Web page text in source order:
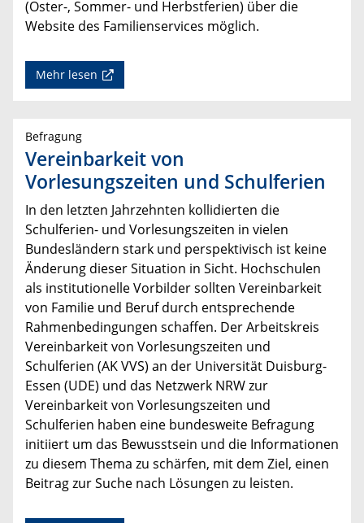
(Oster-, Sommer- und Herbstferien) über die
Website des Familienservices möglich.
Mehr lesen
Befragung
Vereinbarkeit von
Vorlesungszeiten und Schulferien
In den letzten Jahrzehnten kollidierten die
Schulferien- und Vorlesungszeiten in vielen
Bundesländern stark und perspektivisch ist keine
Änderung dieser Situation in Sicht. Hochschulen
als institutionelle Vorbilder sollten Vereinbarkeit
von Familie und Beruf durch entsprechende
Rahmenbedingungen schaffen. Der Arbeitskreis
Vereinbarkeit von Vorlesungszeiten und
Schulferien (AK VVS) an der Universität Duisburg-
Essen (UDE) und das Netzwerk NRW zur
Vereinbarkeit von Vorlesungszeiten und
Schulferien haben eine bundesweite Befragung
initiiert um das Bewusstsein und die Informationen
zu diesem Thema zu schärfen, mit dem Ziel, einen
Beitrag zur Suche nach Lösungen zu leisten.